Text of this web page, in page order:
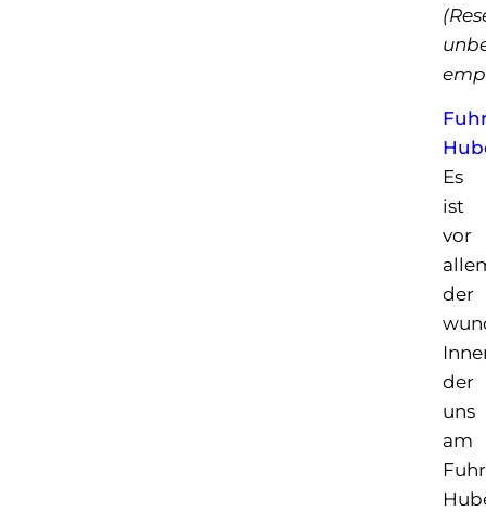
Es
ist
vor
der
der
uns
am